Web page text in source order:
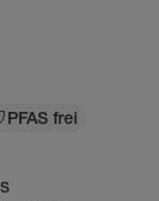
PFAS frei